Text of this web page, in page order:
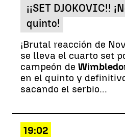
¡¡SET DJOKOVIC!!
quinto!
¡Brutal reacción de
se lleva el cuarto set
campeón de
en el quinto y
sacando el serbio...
19:02